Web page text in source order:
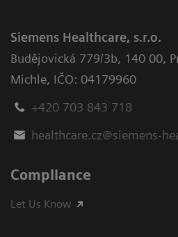
Siemens Healthcare, s.r.o.
Budějovická 779/3b, 140 00,
Michle, IČO: 04179960
+420 703 843 718
healthcare.cz@siemens-
Compliance
Let Us Know